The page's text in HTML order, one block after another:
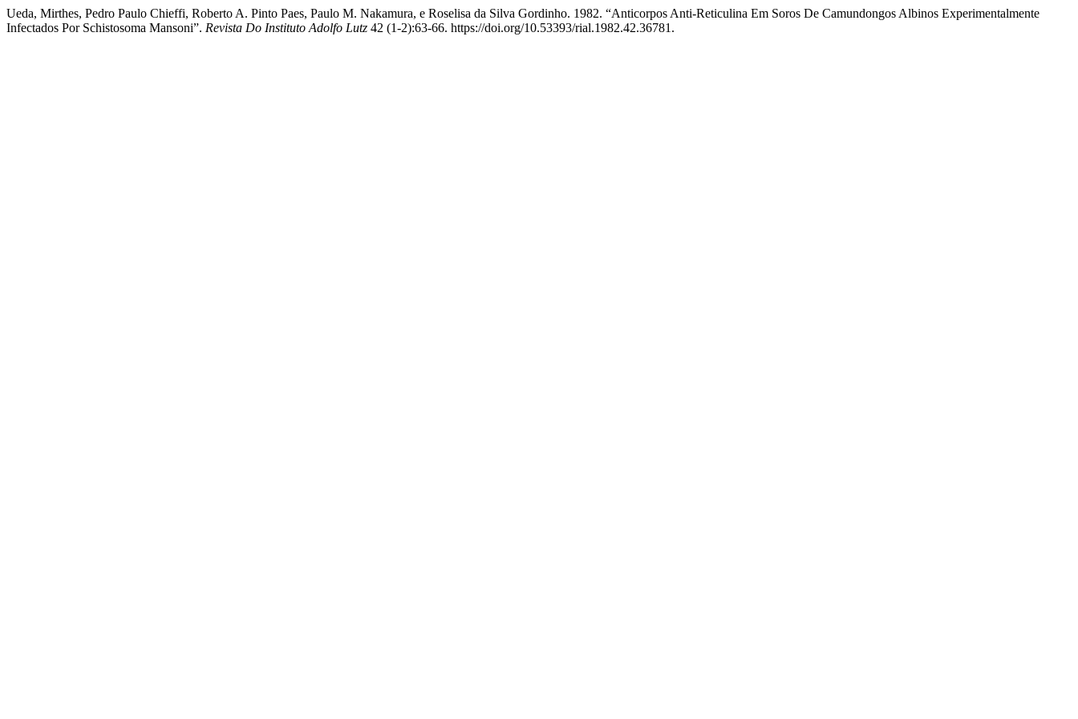
Ueda, Mirthes, Pedro Paulo Chieffi, Roberto A. Pinto Paes, Paulo M. Nakamura, e Roselisa da Silva Gordinho. 1982. “Anticorpos Anti-Reticulina Em Soros De Camundongos Albinos Experimentalmente
Infectados Por Schistosoma Mansoni”. Revista Do Instituto Adolfo Lutz 42 (1-2):63-66. https://doi.org/10.53393/rial.1982.42.36781.